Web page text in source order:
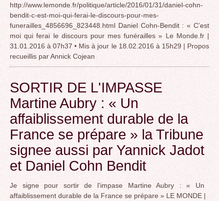
http://www.lemonde.fr/politique/article/2016/01/31/daniel-cohn-
bendit-c-est-moi-qui-ferai-le-discours-pour-mes-
funerailles_4856696_823448.html Daniel Cohn-Bendit : « C’est
moi qui ferai le discours pour mes funérailles » Le Monde.fr |
31.01.2016 à 07h37 • Mis à jour le 18.02.2016 à 15h29 | Propos
recueillis par Annick Cojean
SORTIR DE L'IMPASSE
Martine Aubry : « Un
affaiblissement durable de la
France se prépare » la Tribune
signee aussi par Yannick Jadot
et Daniel Cohn Bendit
Je signe pour sortir de l'impase Martine Aubry : « Un
affaiblissement durable de la France se prépare » LE MONDE |